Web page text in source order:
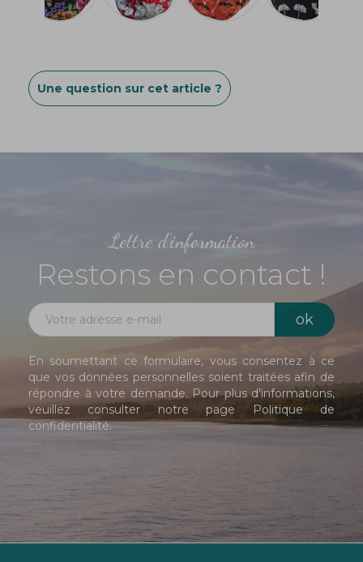
Une question sur cet article ?
Lettre d'information
Restons en contact !
En soumettant ce formulaire, vous consentez à ce
que vos données personnelles soient traitées afin de
répondre à votre demande. Pour plus d’informations,
veuillez consulter notre page Politique de
confidentialité.